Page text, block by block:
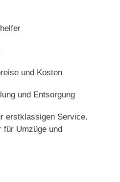
und Kosten
und Entsorgung
erstklassigen Service.
für Umzüge und